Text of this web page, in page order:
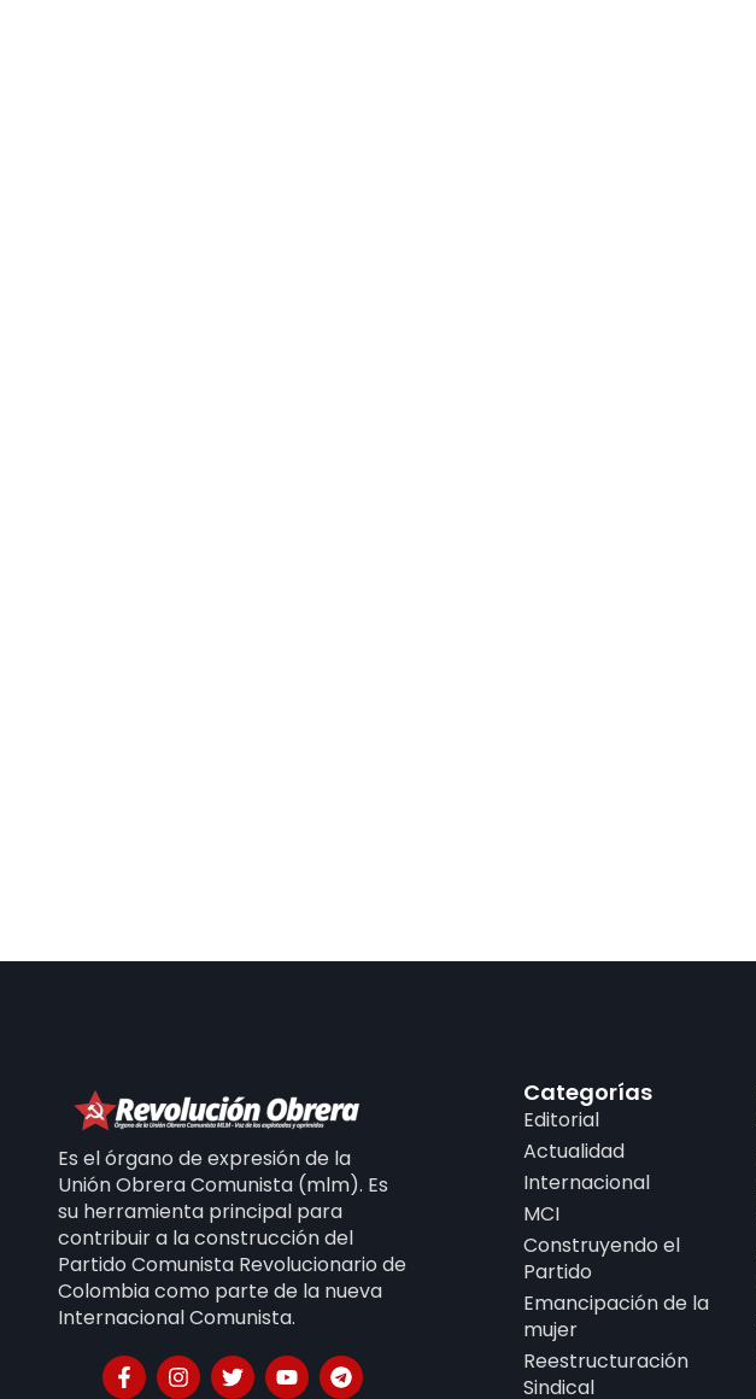
Es el órgano de expresión de la
Unión Obrera Comunista (mlm). Es
su herramienta principal para
contribuir a la construcción del
Partido Comunista Revolucionario de
Colombia como parte de la nueva
Internacional Comunista.
Categorías
Editorial
Actualidad
Internacional
MCI
Construyendo el
Partido
Emancipación de la
mujer
Reestructuración
Sindical